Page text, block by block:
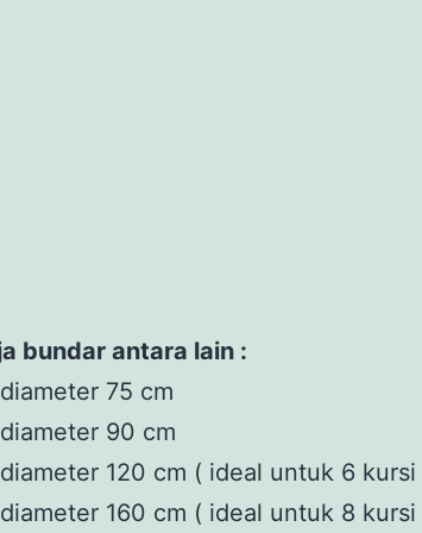
bundar antara lain :
75 cm
90 cm
120 cm ( ideal untuk 6 kursi
160 cm ( ideal untuk 8 kursi